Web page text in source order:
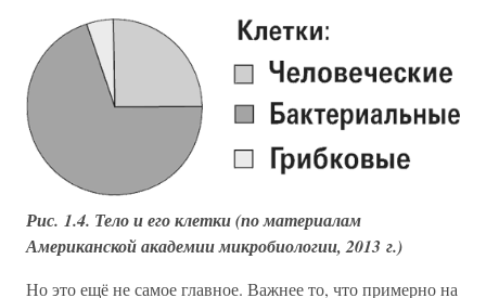
Рис. 1.4. Тело и его клетки (по материалам
Американской академии микробиологии, 2013 г.)
Но это ещё не самое главное. Важнее то, что примерно на